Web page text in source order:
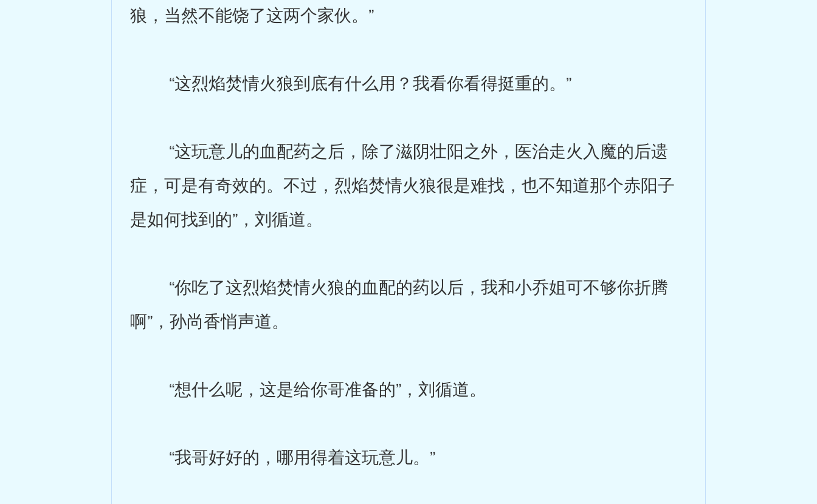
狼，当然不能饶了这两个家伙。”
“这烈焰焚情火狼到底有什么用？我看你看得挺重的。”
“这玩意儿的血配药之后，除了滋阴壮阳之外，医治走火入魔的后遗
症，可是有奇效的。不过，烈焰焚情火狼很是难找，也不知道那个赤阳子
是如何找到的”，刘循道。
“你吃了这烈焰焚情火狼的血配的药以后，我和小乔姐可不够你折腾
啊”，孙尚香悄声道。
“想什么呢，这是给你哥准备的”，刘循道。
“我哥好好的，哪用得着这玩意儿。”